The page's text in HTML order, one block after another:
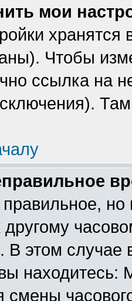
мои
Чтобы
ссылка на
В этом
смены